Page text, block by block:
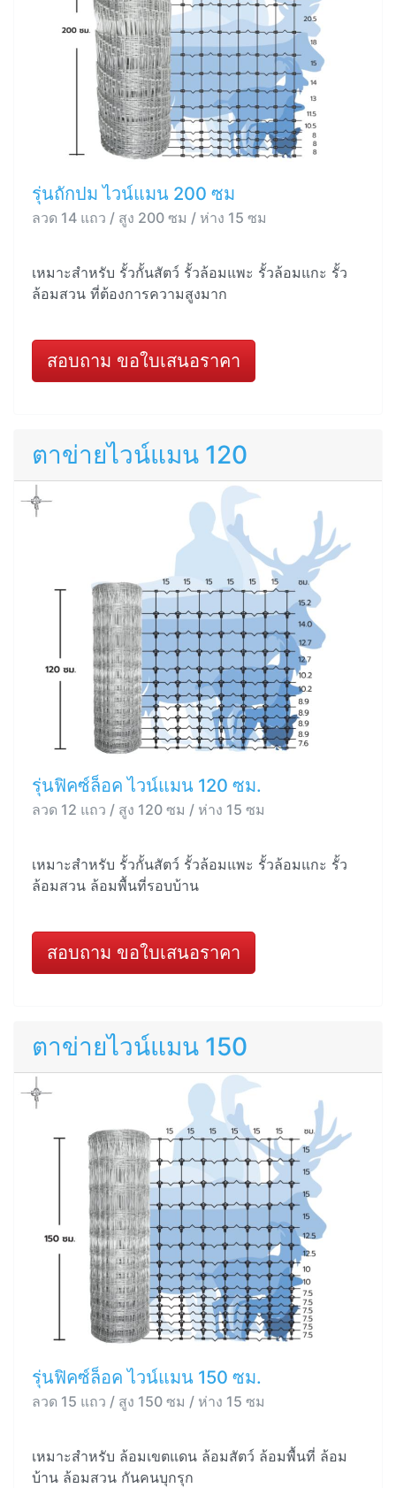
รุ่นถักปม ไวน์แมน 200 ซม
ลวด 14 แถว / สูง 200 ซม / ห่าง 15 ซม
เหมาะสำหรับ รั้วกั้นสัตว์ รั้วล้อมแพะ รั้วล้อมแกะ รั้ว
ล้อมสวน ที่ต้องการความสูงมาก
สอบถาม ขอใบเสนอราคา
ตาข่ายไวน์แมน 120
รุ่นฟิคซ์ล็อค ไวน์แมน 120 ซม.
ลวด 12 แถว / สูง 120 ซม / ห่าง 15 ซม
เหมาะสำหรับ รั้วกั้นสัตว์ รั้วล้อมแพะ รั้วล้อมแกะ รั้ว
ล้อมสวน ล้อมพื้นที่รอบบ้าน
สอบถาม ขอใบเสนอราคา
ตาข่ายไวน์แมน 150
รุ่นฟิคซ์ล็อค ไวน์แมน 150 ซม.
ลวด 15 แถว / สูง 150 ซม / ห่าง 15 ซม
เหมาะสำหรับ ล้อมเขตแดน ล้อมสัตว์ ล้อมพื้นที่ ล้อม
บ้าน ล้อมสวน กันคนบุกรุก